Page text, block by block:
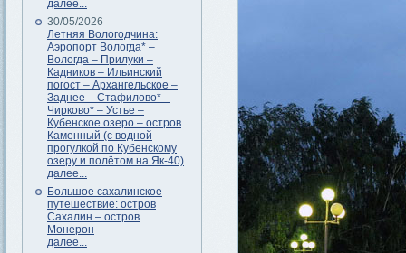
далее...
30/05/2026
Летняя Вологодчина:
Аэропорт Вологда* –
Вологда – Прилуки –
Кадников – Ильинский
погост – Архангельское –
Заднее – Стафилово* –
Чирково* – Устье –
Кубенское озеро – остров
Каменный (с водной
прогулкой по Кубенскому
озеру и полётом на Як-40)
далее...
Большое сахалинское
путешествие: остров
Сахалин – остров
Монерон
далее...